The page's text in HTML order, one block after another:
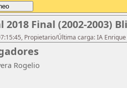
Final (2002-2003)
Propietario/Última carga: IA
Rogelio